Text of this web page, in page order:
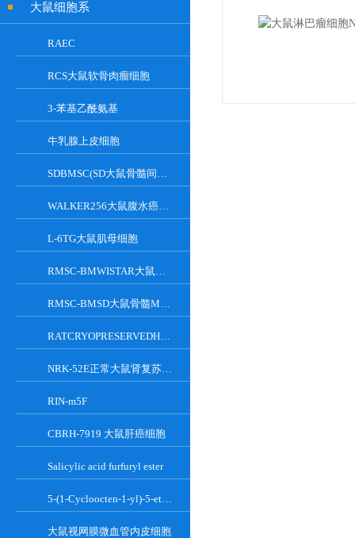
大鼠细胞系
RAEC
RCS大鼠软骨肉瘤细胞
3-苯基乙酰氨基
牛乳腺上皮细胞
SDBMSC(SD大鼠骨髓间充质干细胞)
WALKER256大鼠腹水癌细胞
L-6TG大鼠肌母细胞
RMSC-BMWISTAR大鼠骨髓MSC细胞
RMSC-BMSD大鼠骨髓MSC细胞
RATCRYOPRESERVEDHEPATOCYTES大鼠肝脏实质细胞
NRK-52E正常大鼠肾复苏细胞(附STR鉴定报告)
RIN-m5F
CBRH-7919 大鼠肝癌细胞
Salicylic acid furfuryl ester
5-(1-Cycloocten-1-yl)-5-ethylbarbituric acid
大鼠视网膜微血管内皮细胞